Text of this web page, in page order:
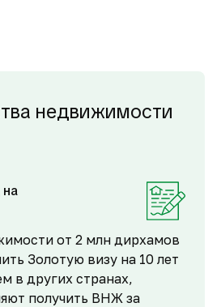
недвижимости
от 2 млн дирхамов
Золотую визу на 10 лет
в других странах,
получить ВНЖ за